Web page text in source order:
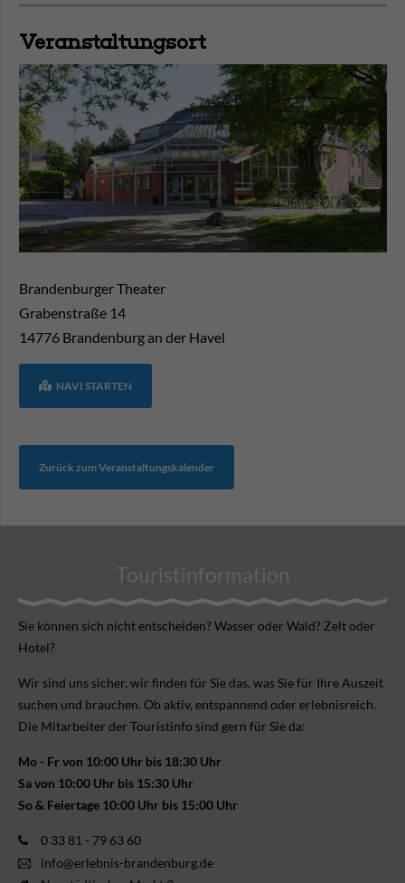
Veranstaltungsort
Brandenburger Theater
Grabenstraße 14
14776 Brandenburg an der Havel
NAVI STARTEN
Zurück zum Veranstaltungskalender
Touristinformation
Sie können sich nicht ent­scheiden? Wasser oder Wald? Zelt oder
Hotel?
Wir sind uns sicher, wir finden für Sie das, was Sie für Ihre Aus­zeit
suchen und brauchen. Ob aktiv, ent­spannend oder erlebnis­reich.
Die Mitarbeiter der Touristinfo sind gern für Sie da:
Mo - Fr von 10:00 Uhr bis 18:30 Uhr
Sa von 10:00 Uhr bis 15:30 Uhr
So & Feiertage 10:00 Uhr bis 15:00 Uhr
0 33 81 - 79 63 60
info@erlebnis-brandenburg.de